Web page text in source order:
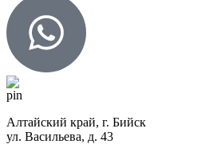
Алтайский край, г. Бийск
ул. Васильева, д. 43